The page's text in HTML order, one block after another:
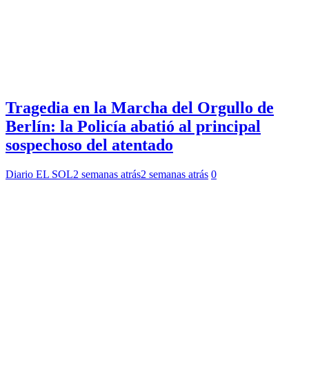
Tragedia en la Marcha del Orgullo de
Berlín: la Policía abatió al principal
sospechoso del atentado
Diario EL SOL2 semanas atrás2 semanas atrás 0